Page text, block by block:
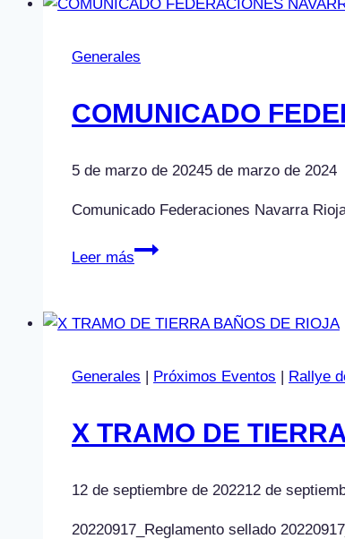
Generales
COMUNICADO
5 de marzo de 20245 de marzo de 2024
Comunicado Federaciones Navarra
Leer más
COMUNICADO
RIOJANA
VASCA
Generales | Próximos Eventos | Rallye
X TRAMO DE
12 de septiembre de 202212 de
20220917_Reglamento sellado